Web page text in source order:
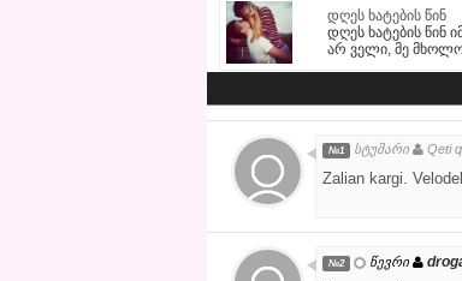
დღეს ხატების წინ
დღეს ხატების წინ
არ ველი, მე
№1 სტუმარი Qeti
Zalian kargi.
№2 წევრი